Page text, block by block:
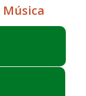
Música